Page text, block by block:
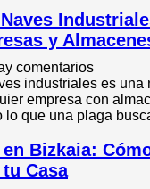
y
comentarios
industriales es una
empresa con
lo que una plaga
Bizkaia:
Casa